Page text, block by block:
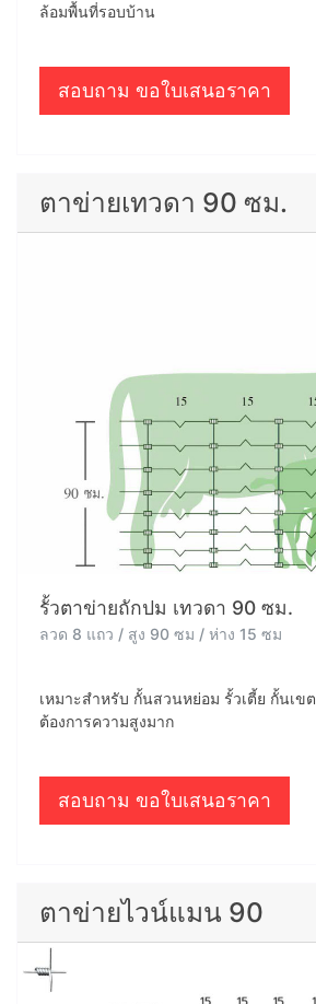
ล้อมพื้นที่รอบบ้าน
สอบถาม ขอใบเสนอราคา
ตาข่ายเทวดา 90 ซม.
รั้วตาข่ายถักปม เทวดา 90 ซม.
ลวด 8 แถว / สูง 90 ซม / ห่าง 15 ซม
เหมาะสำหรับ กั้นสวนหย่อม รั้วเตี้ย กั้นเข
ต้องการความสูงมาก
สอบถาม ขอใบเสนอราคา
ตาข่ายไวน์แมน 90